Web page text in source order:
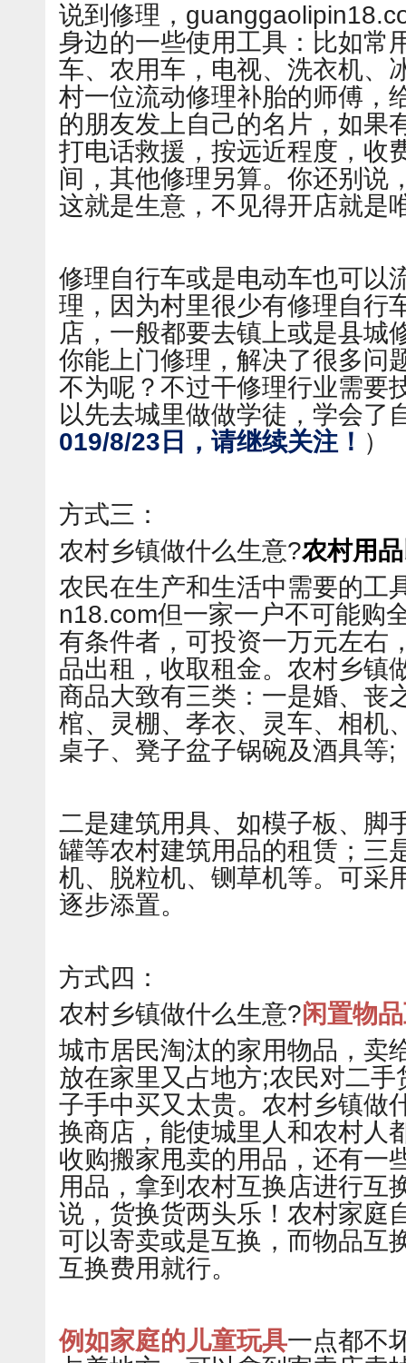
说到修理，
身边的一些使用工具：比如常
车、农用车，电视、洗衣机、
村一位流动修理补胎的师傅，
的朋友发上自己的名片，如果
打电话救援，按远近程度，收
间，其他修理另算。你还别说
这就是生意，不见得开店就是
修理自行车或是电动车也可以
理，因为村里很少有修理自行
店，一般都要去镇上或是县城
你能上门修理，解决了很多问
不为呢？不过干修理行业需要
以先去城里做做学徒，学会了
019/8/23日，请继续关注！ ）
方式三：
农村乡镇做什么生意?农村用
农民在生产和生活中需要的工
n18.com但一家一户不可能购
有条件者，可投资一万元左右
品出租，收取租金。农村乡镇
商品大致有三类：一是婚、丧
棺、灵棚、孝衣、灵车、相机
桌子、凳子盆子锅碗及酒具等;
二是建筑用具、如模子板、脚
罐等农村建筑用品的租赁；三
机、脱粒机、铡草机等。可采
逐步添置。
方式四：
农村乡镇做什么生意?闲置物
城市居民淘汰的家用物品，卖
放在家里又占地方;农民对二
子手中买又太贵。农村乡镇做
换商店，能使城里人和农村人
收购搬家甩卖的用品，还有一
用品，拿到农村互换店进行互
说，货换货两头乐！农村家庭
可以寄卖或是互换，而物品互
互换费用就行。
例如家庭的儿童玩具一点都不